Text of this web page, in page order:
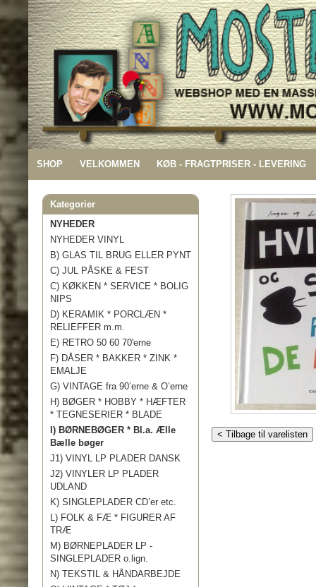
SHOP VELKOMMEN KØB - FRAGTPRISER - LEVERING
Kategorier
NYHEDER
NYHEDER VINYL
B) GLAS TIL BRUG ELLER PYNT
C) JUL PÅSKE & FEST
C) KØKKEN * SERVICE * BOLIG
NIPS
D) KERAMIK * PORCLÆN *
RELIEFFER m.m.
E) RETRO 50 60 70'erne
F) DÅSER * BAKKER * ZINK *
EMALJE
G) VINTAGE fra 90’erne & O’erne
H) BØGER * HOBBY * HÆFTER
* TEGNESERIER * BLADE
I) BØRNEBØGER * Bl.a. Ælle
Bælle bøger
J1) VINYL LP PLADER DANSK
J2) VINYLER LP PLADER
UDLAND
K) SINGLEPLADER CD’er etc.
L) FOLK & FÆ * FIGURER AF
TRÆ
M) BØRNEPLADER LP -
SINGLEPLADER o.lign.
N) TEKSTIL & HÅNDARBEJDE
< Tilbage til varelisten